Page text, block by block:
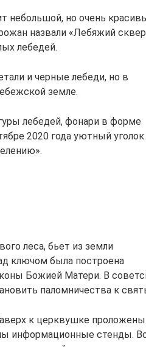
небольшой, но очень
назвали «Лебяжий
лебедей.
и черные лебеди, но в
земле.
лебедей, фонари в форме
2020 года уютный уголок
леса, бьет из земли
ключом была построена
Божией Матери. В
паломничества к
к церквушке проложены
информационные стенды.